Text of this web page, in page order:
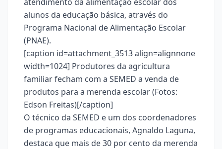
alunos da educação básica, através do
Programa Nacional de Alimentação Escolar
(PNAE).
[caption id=attachment_3513 align=alignnone
width=1024] Produtores da agricultura
familiar fecham com a SEMED a venda de
produtos para a merenda escolar (Fotos:
Edson Freitas)[/caption]
O técnico da SEMED e um dos coordenadores
de programas educacionais, Agnaldo Laguna,
destaca que mais de 30 por cento da merenda